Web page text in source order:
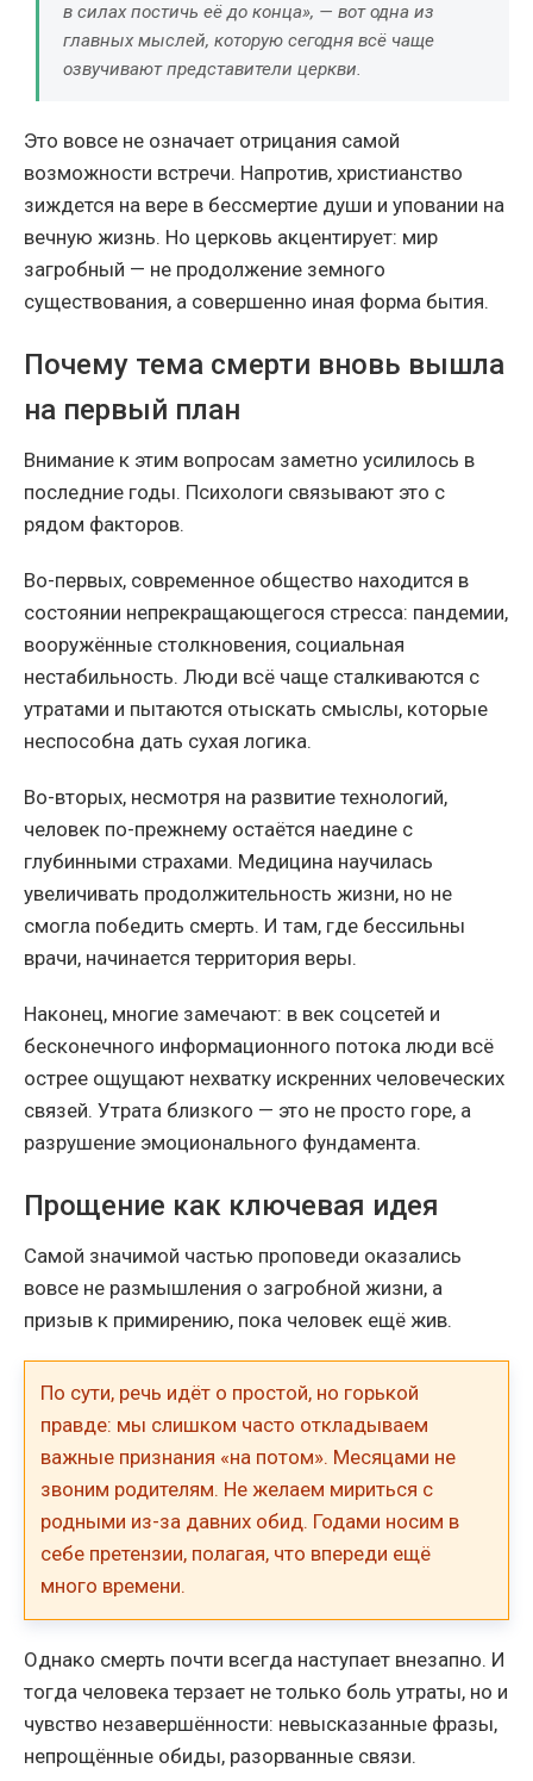
в силах постичь её до конца», — вот одна из
главных мыслей, которую сегодня всё чаще
озвучивают представители церкви.
Это вовсе не означает отрицания самой
возможности встречи. Напротив, христианство
зиждется на вере в бессмертие души и уповании на
вечную жизнь. Но церковь акцентирует: мир
загробный — не продолжение земного
существования, а совершенно иная форма бытия.
Почему тема смерти вновь вышла
на первый план
Внимание к этим вопросам заметно усилилось в
последние годы. Психологи связывают это с
рядом факторов.
Во-первых, современное общество находится в
состоянии непрекращающегося стресса: пандемии,
вооружённые столкновения, социальная
нестабильность. Люди всё чаще сталкиваются с
утратами и пытаются отыскать смыслы, которые
неспособна дать сухая логика.
Во-вторых, несмотря на развитие технологий,
человек по-прежнему остаётся наедине с
глубинными страхами. Медицина научилась
увеличивать продолжительность жизни, но не
смогла победить смерть. И там, где бессильны
врачи, начинается территория веры.
Наконец, многие замечают: в век соцсетей и
бесконечного информационного потока люди всё
острее ощущают нехватку искренних человеческих
связей. Утрата близкого — это не просто горе, а
разрушение эмоционального фундамента.
Прощение как ключевая идея
Самой значимой частью проповеди оказались
вовсе не размышления о загробной жизни, а
призыв к примирению, пока человек ещё жив.
По сути, речь идёт о простой, но горькой
правде: мы слишком часто откладываем
важные признания «на потом». Месяцами не
звоним родителям. Не желаем мириться с
родными из-за давних обид. Годами носим в
себе претензии, полагая, что впереди ещё
много времени.
Однако смерть почти всегда наступает внезапно. И
тогда человека терзает не только боль утраты, но и
чувство незавершённости: невысказанные фразы,
непрощённые обиды, разорванные связи.